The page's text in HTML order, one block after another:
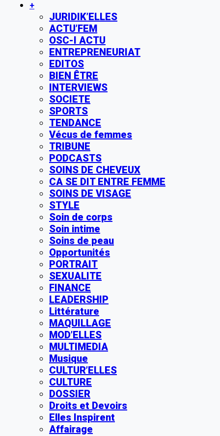
+
JURIDIK’ELLES
ACTU’FEM
OSC-I ACTU
ENTREPRENEURIAT
EDITOS
BIEN ÊTRE
INTERVIEWS
SOCIETE
SPORTS
TENDANCE
Vécus de femmes
TRIBUNE
PODCASTS
SOINS DE CHEVEUX
CA SE DIT ENTRE FEMME
SOINS DE VISAGE
STYLE
Soin de corps
Soin intime
Soins de peau
Opportunités
PORTRAIT
SEXUALITE
FINANCE
LEADERSHIP
Littérature
MAQUILLAGE
MOD’ELLES
MULTIMEDIA
Musique
CULTUR’ELLES
CULTURE
DOSSIER
Droits et Devoirs
Elles Inspirent
Affairage